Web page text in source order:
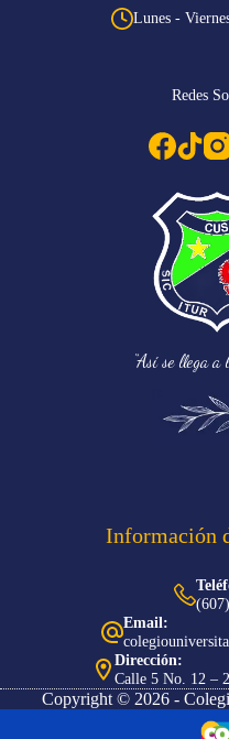
Lunes -
Redes
“Así se llega a
Información
Email:
Dirección:
Calle 5 No. 12 –
Copyright © 2026 -